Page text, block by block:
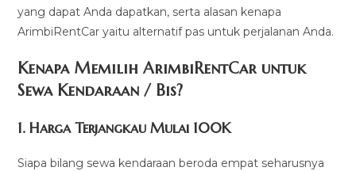
yang dapat Anda dapatkan, serta alasan kenapa
ArimbiRentCar yaitu alternatif pas untuk perjalanan Anda.
Kenapa Memilih ArimbiRentCar untuk
Sewa Kendaraan / Bis?
1.Harga Terjangkau Mulai 100K
Siapa bilang sewa kendaraan beroda empat seharusnya